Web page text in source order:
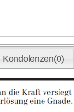
Kondolenzen(0)